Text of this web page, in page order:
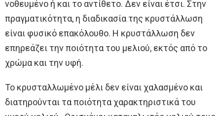
νοθευμένο ή και το αντίθετο. Δεν είναι έτσι. Στην
πραγματικότητα, η διαδικασία της κρυστάλλωση
είναι φυσικό επακόλουθο. Η κρυστάλλωση δεν
επηρεάζει την ποιότητα του μελιού, εκτός από το
χρώμα και την υφή.
Το κρυσταλλωμένο μέλι δεν είναι χαλασμένο και
διατηρούνται τα ποιότητα χαρακτηριστικά του